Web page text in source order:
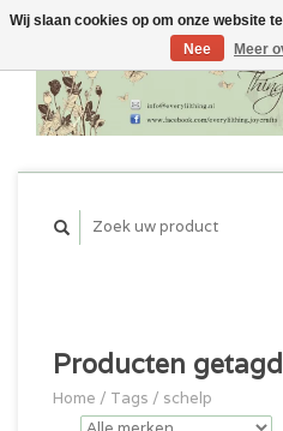
Producten
Home / Tags / schelp
Wij slaan cookies op om onze website
Nee
Meer